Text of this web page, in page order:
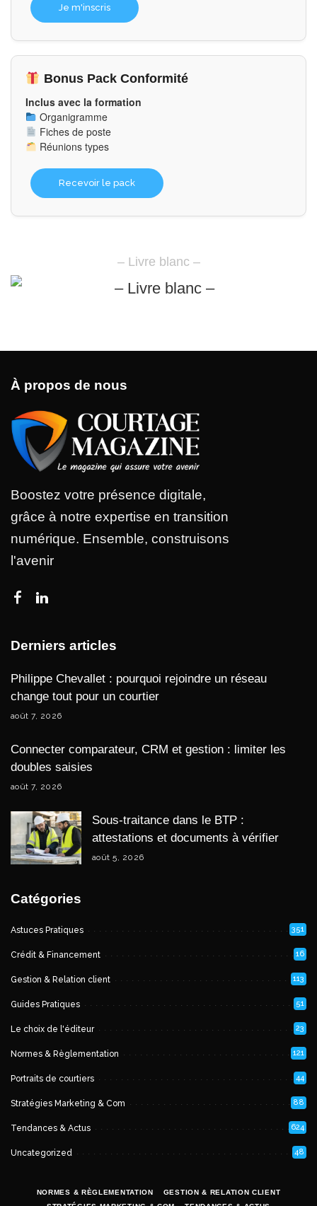
Je m'inscris
Bonus Pack Conformité
Inclus avec la formation
Organigramme
Fiches de poste
Réunions types
Recevoir le pack
– Livre blanc –
À propos de nous
Boostez votre présence digitale,
grâce à notre expertise en transition
numérique. Ensemble, construisons
l'avenir
Derniers articles
Philippe Chevallet : pourquoi rejoindre un réseau
change tout pour un courtier
août 7, 2026
Connecter comparateur, CRM et gestion : limiter les
doubles saisies
août 7, 2026
Sous-traitance dans le BTP :
attestations et documents à vérifier
août 5, 2026
Catégories
Astuces Pratiques 351
Crédit & Financement 16
Gestion & Relation client 113
Guides Pratiques 51
Le choix de l'éditeur 23
Normes & Règlementation 121
Portraits de courtiers 44
Stratégies Marketing & Com 88
Tendances & Actus 624
Uncategorized 48
NORMES & RÈGLEMENTATION
GESTION & RELATION CLIENT